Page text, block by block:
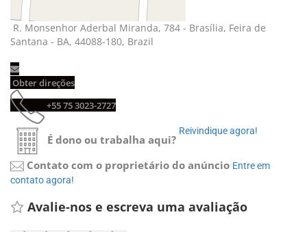
R. Monsenhor Aderbal Miranda, 784 - Brasília, Feira de
Santana - BA, 44088-180, Brazil
Obter direções
+55 75 3023-2727
É dono ou trabalha aqui?
Reivindique agora!
Contato com o proprietário do anúncio Entre em
contato agora!
Avalie-nos e escreva uma avaliação